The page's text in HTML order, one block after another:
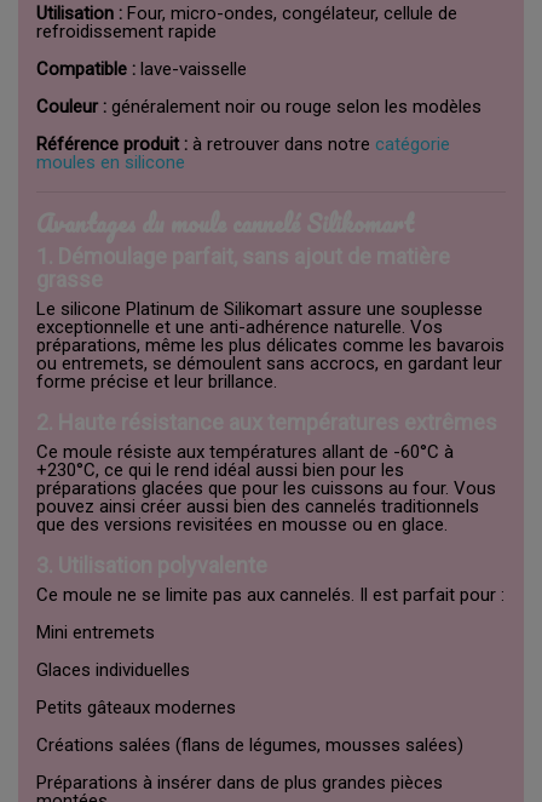
Utilisation : Four, micro-ondes, congélateur, cellule de
refroidissement rapide
Compatible : lave-vaisselle
Couleur : généralement noir ou rouge selon les modèles
Référence produit : à retrouver dans notre catégorie
moules en silicone
Le silicone Platinum de Silikomart assure une souplesse
exceptionnelle et une anti-adhérence naturelle. Vos
préparations, même les plus délicates comme les bavarois
ou entremets, se démoulent sans accrocs, en gardant leur
forme précise et leur brillance.
Ce moule résiste aux températures allant de -60°C à
+230°C, ce qui le rend idéal aussi bien pour les
préparations glacées que pour les cuissons au four. Vous
pouvez ainsi créer aussi bien des cannelés traditionnels
que des versions revisitées en mousse ou en glace.
Ce moule ne se limite pas aux cannelés. Il est parfait pour :
Mini entremets
Glaces individuelles
Petits gâteaux modernes
Créations salées (flans de légumes, mousses salées)
Préparations à insérer dans de plus grandes pièces